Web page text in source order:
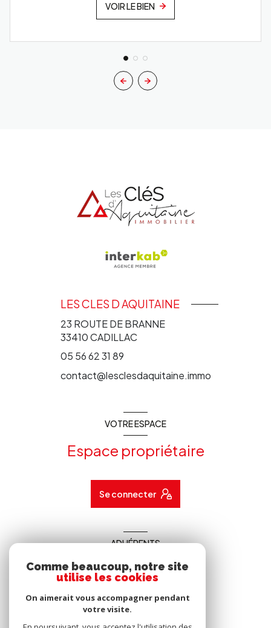
VOIR LE BIEN
LES CLES D AQUITAINE
23 ROUTE DE BRANNE
33410CADILLAC
05 56 62 31 89
contact@lesclesdaquitaine.immo
VOTRE ESPACE
Espace propriétaire
Se connecter
ADHÉRENTS
Nous adhérons
Comme beaucoup, notre site
utilise les cookies
On aimerait vous accompagner pendant
votre visite.